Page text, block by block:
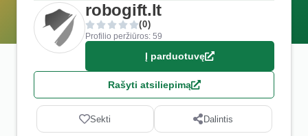
robogift.lt
(0)
Profilio peržiūros: 59
Į parduotuvę
Rašyti atsiliepimą
Sekti Dalintis